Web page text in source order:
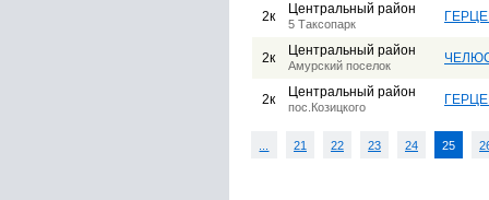
2к Центральный район
5 Таксопарк
2к Центральный район
Амурский поселок
2к Центральный район
пос.Козицкого
21 22 23 24 25